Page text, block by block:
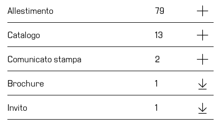
News
Dipartimento
Educazione
Scuole
Allestimento 79
Catalogo 13
Comunicato stampa 2
Brochure 1
Invito 1